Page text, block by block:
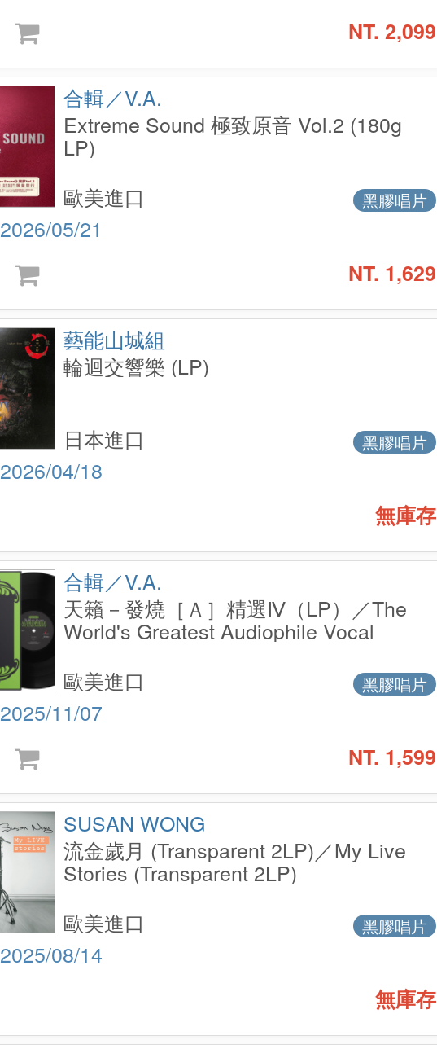
NT. 2,099
合輯／V.A.
Extreme Sound 極致原音 Vol.2 (180g
LP)
2026/05/21
黑膠唱片
歐美進口
NT. 1,629
藝能山城組
輪迴交響樂 (LP)
2026/04/18
黑膠唱片
日本進口
無庫存
合輯／V.A.
天籟－發燒［Ａ］精選Ⅳ（LP）／The
World's Greatest Audiophile Vocal
2025/11/07
黑膠唱片
歐美進口
NT. 1,599
SUSAN WONG
流金歲月 (Transparent 2LP)／My Live
Stories (Transparent 2LP)
2025/08/14
黑膠唱片
歐美進口
無庫存